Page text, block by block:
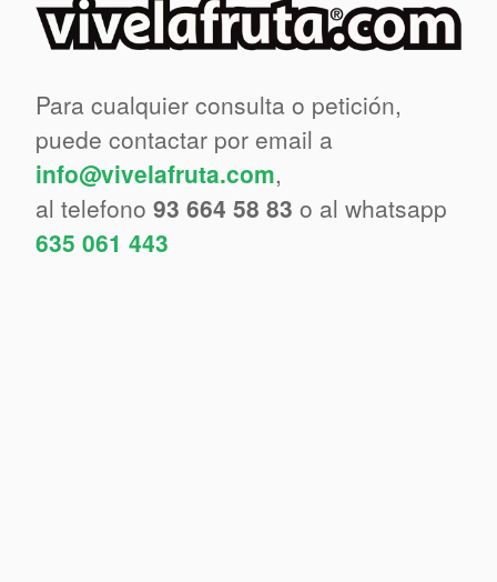
Para cualquier consulta o petición,
puede contactar por email a
info@vivelafruta.com,
al telefono 93 664 58 83 o al whatsapp
635 061 443